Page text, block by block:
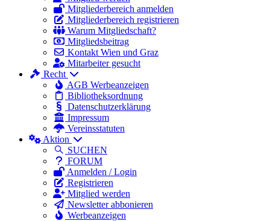
Mitgliederbereich anmelden
Mitgliederbereich registrieren
Warum Mitgliedschaft?
Mitgliedsbeitrag
Kontakt Wien und Graz
Mitarbeiter gesucht
Recht
AGB Werbeanzeigen
Bibliotheksordnung
Datenschutzerklärung
Impressum
Vereinsstatuten
Aktion
SUCHEN
FORUM
Anmelden / Login
Registrieren
Mitglied werden
Newsletter abbonieren
Werbeanzeigen